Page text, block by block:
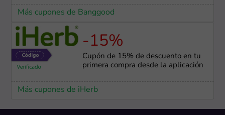
Más cupones de Banggood
-15%
Cupón de 15% de descuento en tu
primera compra desde la aplicación
Más cupones de iHerb